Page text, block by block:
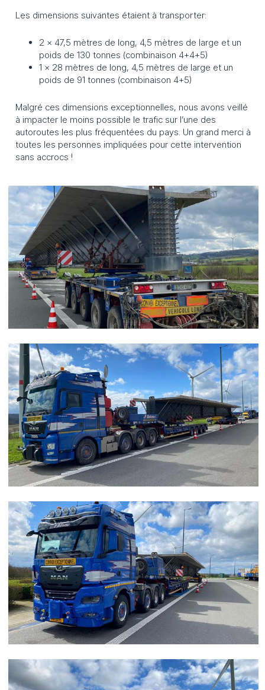
DEMANDE D'OFFRE
Pétrochimie
Les dimensions suivantes étaient à transporter:
2 x 47,5 mètres de long, 4,5 mètres de large et un
poids de 130 tonnes (combinaison 4+4+5)
1 x 28 mètres de long, 4,5 mètres de large et un
poids de 91 tonnes (combinaison 4+5)
Malgré ces dimensions exceptionnelles, nous avons veillé
à impacter le moins possible le trafic sur l’une des
autoroutes les plus fréquentées du pays. Un grand merci à
toutes les personnes impliquées pour cette intervention
sans accrocs !